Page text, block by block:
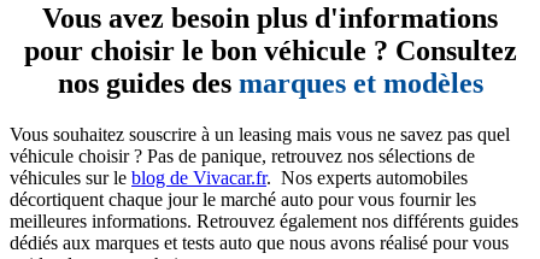
Vous avez besoin plus d'informations
pour choisir le bon véhicule ? Consultez
nos guides des marques et modèles
Vous souhaitez souscrire à un leasing mais vous ne savez pas quel
véhicule choisir ? Pas de panique, retrouvez nos sélections de
véhicules sur le blog de Vivacar.fr. Nos experts automobiles
décortiquent chaque jour le marché auto pour vous fournir les
meilleures informations. Retrouvez également nos différents guides
dédiés aux marques et tests auto que nous avons réalisé pour vous